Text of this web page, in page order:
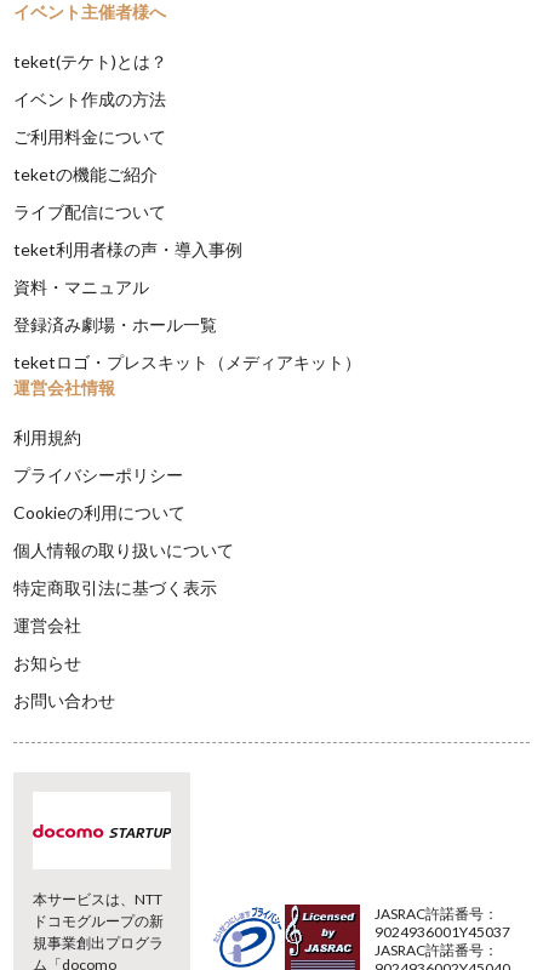
イベント主催者様へ
teket(テケト)とは？
イベント作成の方法
ご利用料金について
teketの機能ご紹介
ライブ配信について
teket利用者様の声・導入事例
資料・マニュアル
登録済み劇場・ホール一覧
teketロゴ・プレスキット（メディアキット）
運営会社情報
利用規約
プライバシーポリシー
Cookieの利用について
個人情報の取り扱いについて
特定商取引法に基づく表示
運営会社
お知らせ
お問い合わせ
本サービスは、NTT
ドコモグループの新
規事業創出プログラ
ム「docomo
JASRAC許諾番号：
9024936001Y45037
JASRAC許諾番号：